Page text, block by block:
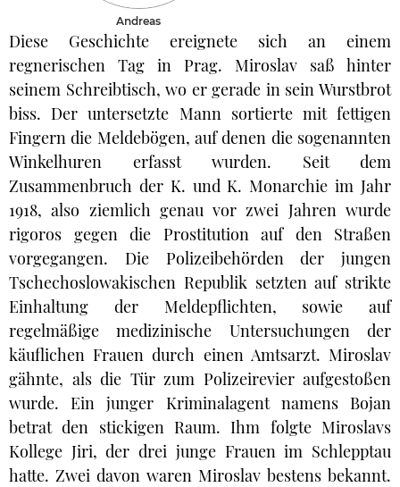
Andreas
Diese Geschichte ereignete sich an einem
regnerischen Tag in Prag. Miroslav saß hinter
seinem Schreibtisch, wo er gerade in sein Wurstbrot
biss. Der untersetzte Mann sortierte mit fettigen
Fingern die Meldebögen, auf denen die sogenannten
Winkelhuren erfasst wurden. Seit dem
Zusammenbruch der K. und K. Monarchie im Jahr
1918, also ziemlich genau vor zwei Jahren wurde
rigoros gegen die Prostitution auf den Straßen
vorgegangen. Die Polizeibehörden der jungen
Tschechoslowakischen Republik setzten auf strikte
Einhaltung der Meldepflichten, sowie auf
regelmäßige medizinische Untersuchungen der
käuflichen Frauen durch einen Amtsarzt. Miroslav
gähnte, als die Tür zum Polizeirevier aufgestoßen
wurde. Ein junger Kriminalagent namens Bojan
betrat den stickigen Raum. Ihm folgte Miroslavs
Kollege Jiri, der drei junge Frauen im Schlepptau
hatte. Zwei davon waren Miroslav bestens bekannt.